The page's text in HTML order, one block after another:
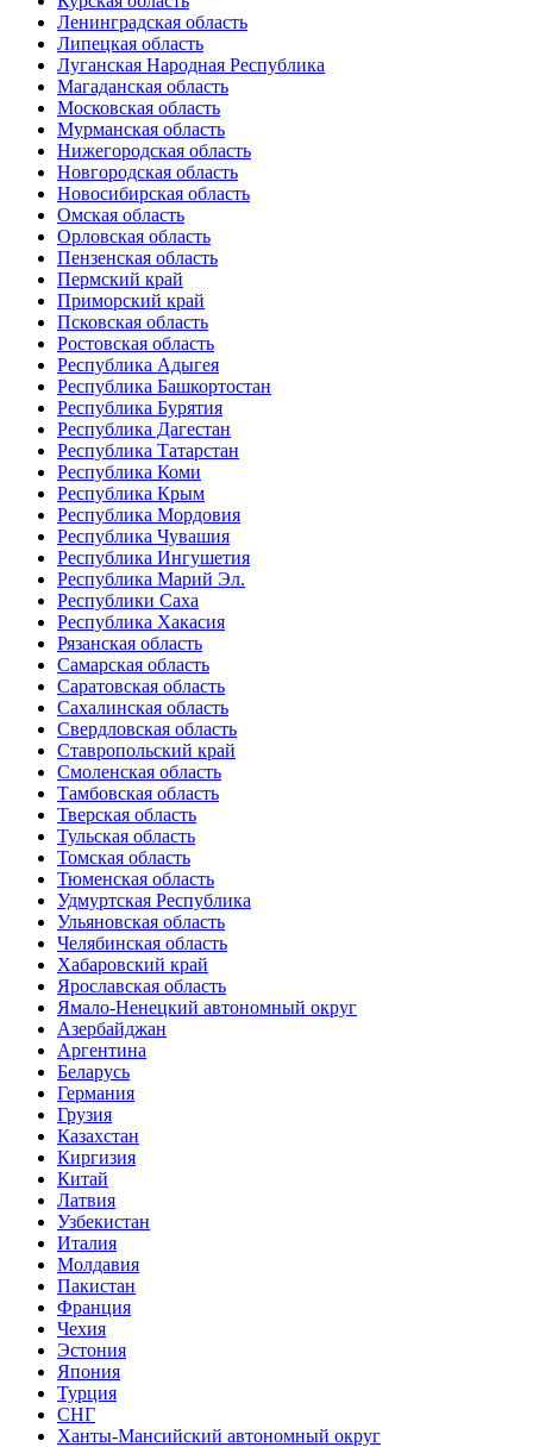
Ленинградская область
Липецкая область
Луганская Народная Республика
Магаданская область
Московская область
Мурманская область
Нижегородская область
Новгородская область
Новосибирская область
Омская область
Орловская область
Пензенская область
Пермский край
Приморский край
Псковская область
Ростовская область
Республика Адыгея
Республика Башкортостан
Республика Бурятия
Республика Дагестан
Республика Татарстан
Республика Коми
Республика Крым
Республика Мордовия
Республика Чувашия
Республика Ингушетия
Республика Марий Эл.
Республики Саха
Республика Хакасия
Рязанская область
Самарская область
Саратовская область
Сахалинская область
Свердловская область
Ставропольский край
Смоленская область
Тамбовская область
Тверская область
Тульская область
Томская область
Тюменская область
Удмуртская Республика
Ульяновская область
Челябинская область
Хабаровский край
Ярославская область
Ямало-Ненецкий автономный округ
Азербайджан
Аргентина
Беларусь
Германия
Грузия
Казахстан
Киргизия
Китай
Латвия
Узбекистан
Италия
Молдавия
Пакистан
Франция
Чехия
Эстония
Япония
Турция
СНГ
Ханты-Мансийский автономный округ